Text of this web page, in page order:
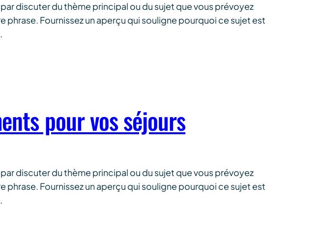
discuter du thème principal ou du sujet que vous prévoyez
phrase. Fournissez un aperçu qui souligne pourquoi ce sujet est
pour vos séjours
discuter du thème principal ou du sujet que vous prévoyez
phrase. Fournissez un aperçu qui souligne pourquoi ce sujet est